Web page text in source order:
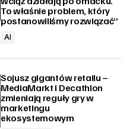
To właśnie problem, który
postanowiliśmy rozwiązać”
AI
Sojusz gigantów retailu –
MediaMarkt i Decathlon
zmieniają reguły gry w
marketingu
ekosystemowym